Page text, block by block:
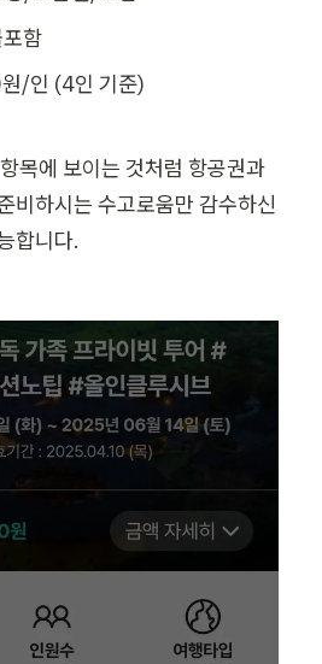
함
/인 (4인 기준)
목에 보이는 것처럼 항공권과
비하시는 수고로움만 감수하신
합니다.